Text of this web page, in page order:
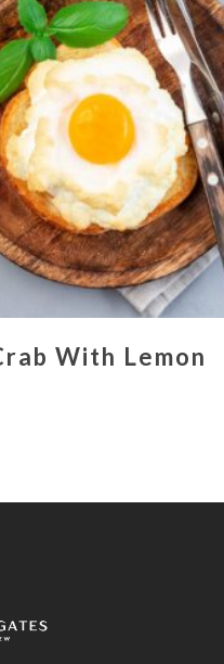
With Lemon